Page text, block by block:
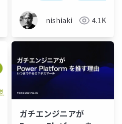
nishiaki 4.1K
ガチエンジニアが